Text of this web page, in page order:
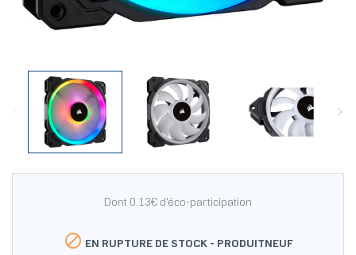
Dont 0.13€ d'éco-participation
 EN RUPTURE DE STOCK - PRODUITNEUF